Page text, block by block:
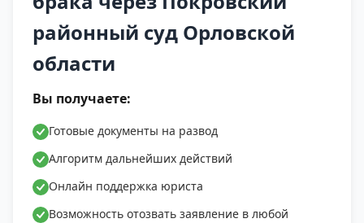
районный суд Орловской
области
Вы получаете:
Готовые документы на развод
Алгоритм дальнейших действий
Онлайн поддержка юриста
Возможность отозвать заявление в любой